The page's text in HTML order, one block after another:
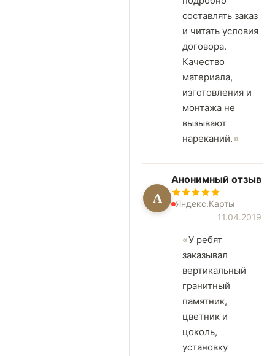
составлять заказ
и читать условия
договора.
Качество
материала,
изготовления и
монтажа не
вызывают
нареканий.
А
Анонимный отзыв
Яндекс.Карты
11.04.2019
У ребят
заказывал
вертикальный
гранитный
памятник,
цветник и
цоколь,
установку